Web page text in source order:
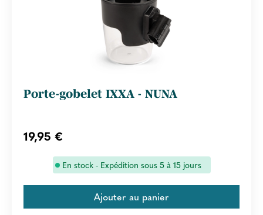
Porte-gobelet IXXA - NUNA
19,95 €
En stock - Expédition sous 5 à 15 jours